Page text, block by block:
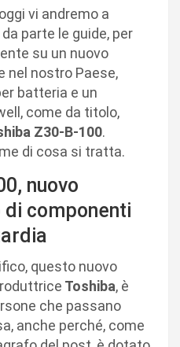
vi andremo a
parte le guide, per
su un nuovo
nel nostro Paese,
batteria e un
come da titolo,
Z30-B-100.
di cosa si tratta.
nuovo
componenti
questo nuovo
Toshiba, è
che passano
anche perché, come